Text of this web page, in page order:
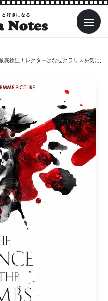
底検証！レクターはなぜクラリスを気に